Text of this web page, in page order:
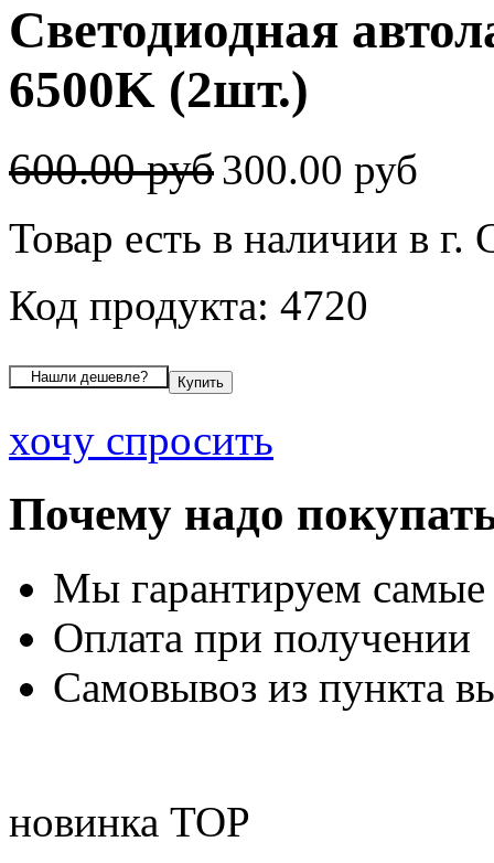
Светодиодная
6500K (2шт.)
600.00 руб300.00 руб
Товар есть в наличии в
Код продукта: 4720
хочу спросить
Почему надо
Мы гарантируем
Оплата при получении
Самовывоз из пункта
новинка TOP